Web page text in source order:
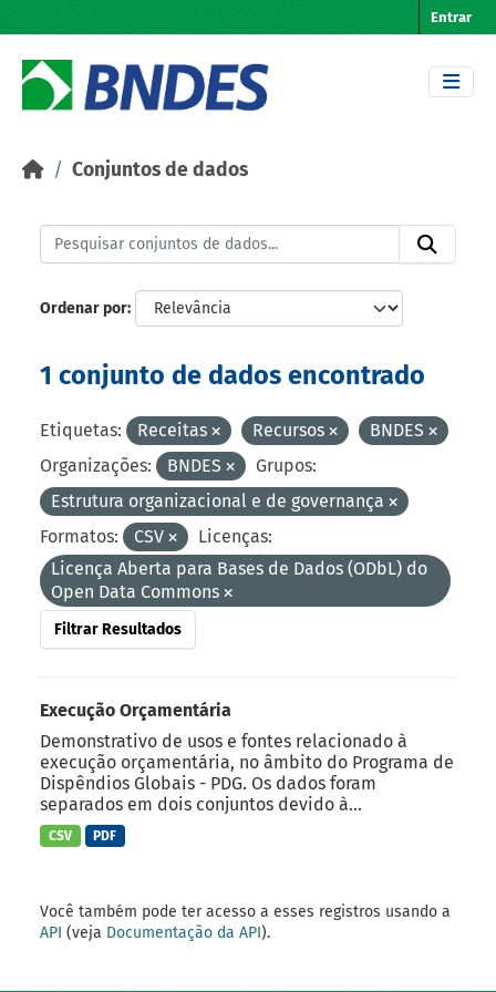
Entrar
Conjuntos de dados
Ordenar por
1 conjunto de dados encontrado
Etiquetas: Receitas Recursos
BNDES
Organizações:
BNDES
Grupos:
Estrutura organizacional e de governança
Formatos:
CSV
Licenças:
Licença Aberta para Bases de Dados (ODbL) do
Open Data Commons
Filtrar Resultados
Execução Orçamentária
Demonstrativo de usos e fontes relacionado à
execução orçamentária, no âmbito do Programa de
Dispêndios Globais - PDG. Os dados foram
separados em dois conjuntos devido à...
CSV PDF
Você também pode ter acesso a esses registros usando a
API (veja Documentação da API).